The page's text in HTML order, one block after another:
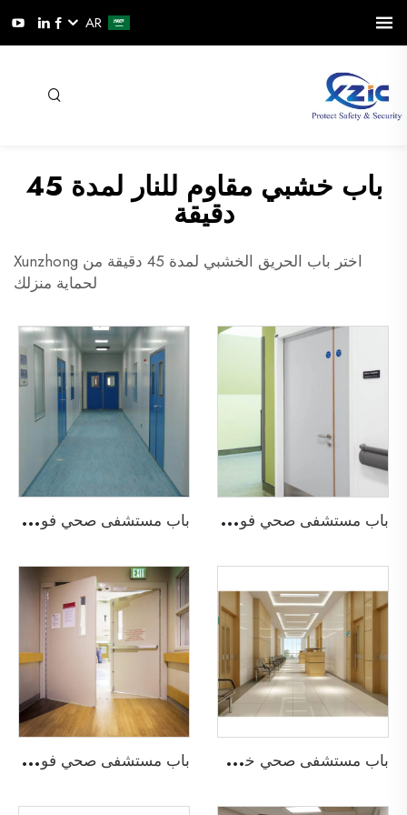
AR
باب خشبي مقاوم للنار لمدة 45
دقيقة
اختر باب الحريق الخشبي لمدة 45 دقيقة من Xunzhong
لحماية منزلك
ب
اب مستشفى صحي فولاذي بخطوط الرصاص ب
اب مستشفى صحي فولاذي مضاد للحريق
ب
اب مستشفى صحي خشبي ب
اب مستشفى صحي فولاذي مضاد للحريق